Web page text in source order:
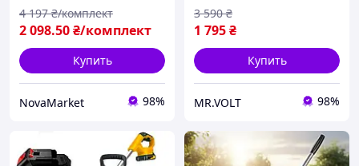
2 098.50₴/комплект
4 197 ₴/комплект
Купить
NovaMarket 98%
1 795₴
3 590 ₴
Купить
MR.VOLT 98%